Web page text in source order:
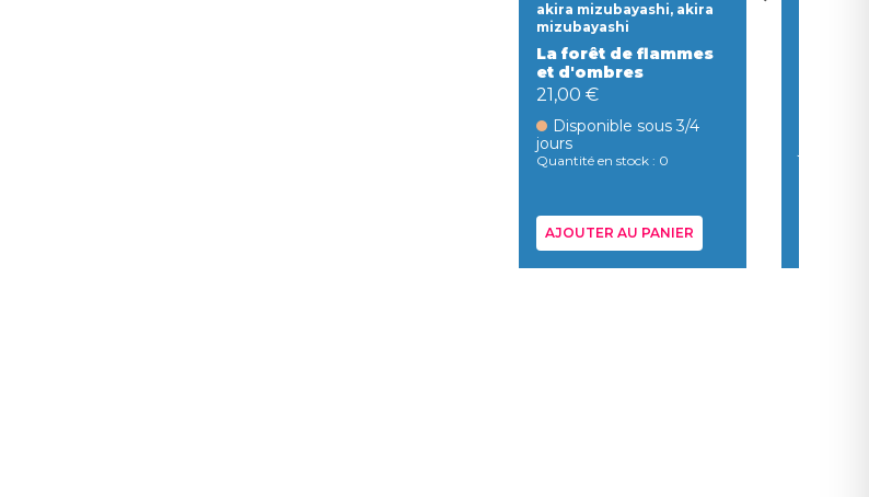
akira mizubayashi, akira
mizubayashi
La forêt de flammes
et d'ombres
21,00 €
Disponible sous 3/4
jours
Quantité en stock : 0
AJOUTER AU PANIER